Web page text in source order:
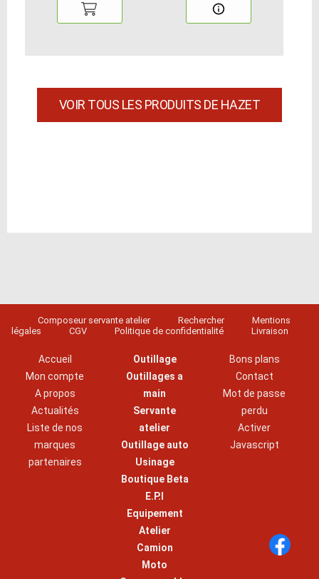
VOIR TOUS LES PRODUITS DE HAZET
Composeur servante atelier Rechercher
Mentions
légales
CGV Politique de confidentialité Livraison
Accueil
Mon compte
A propos
Actualités
Liste de nos
marques
partenaires
Outillage
Outillages a
main
Servante
atelier
Outillage auto
Usinage
Boutique Beta
E.P.I
Equipement
Atelier
Camion
Moto
Bons plans
Contact
Mot de passe
perdu
Activer
Javascript